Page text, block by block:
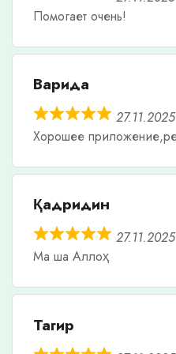
Помогает очень!
Варида
27.11.2025
Хорошее
Қадридин
27.11.2025
Ма ша Аллоҳ
Тагир